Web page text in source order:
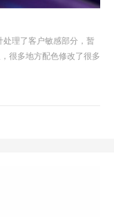
理了客户敏感部分，暂
很多地方配色修改了很多